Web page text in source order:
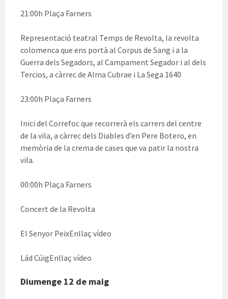
21:00h Plaça Farners
Representació teatral Temps de Revolta, la revolta
colomenca que ens portà al Corpus de Sang i a la
Guerra dels Segadors, al Campament Segador i al dels
Tercios, a càrrec de Alma Cubrae i La Sega 1640
23:00h Plaça Farners
Inici del Correfoc que recorrerà els carrers del centre
de la vila, a càrrec dels Diables d’en Pere Botero, en
memòria de la crema de cases que va patir la nostra
vila.
00:00h Plaça Farners
Concert de la Revolta
El Senyor PeixEnllaç vídeo
Lád CúigEnllaç vídeo
Diumenge 12 de maig